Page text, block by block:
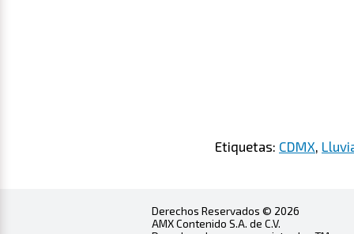
Etiquetas: CDMX
Derechos Reservados © 2026
AMX Contenido S.A. de C.V.